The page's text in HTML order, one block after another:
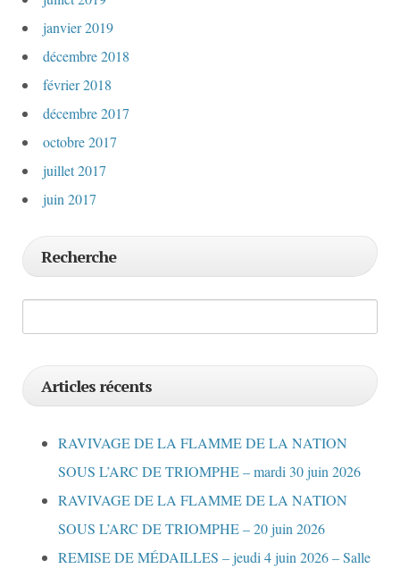
janvier 2019
décembre 2018
février 2018
décembre 2017
octobre 2017
juillet 2017
juin 2017
Recherche
Articles récents
RAVIVAGE DE LA FLAMME DE LA NATION
SOUS L’ARC DE TRIOMPHE – mardi 30 juin 2026
RAVIVAGE DE LA FLAMME DE LA NATION
SOUS L’ARC DE TRIOMPHE – 20 juin 2026
REMISE DE MÉDAILLES – jeudi 4 juin 2026 – Salle